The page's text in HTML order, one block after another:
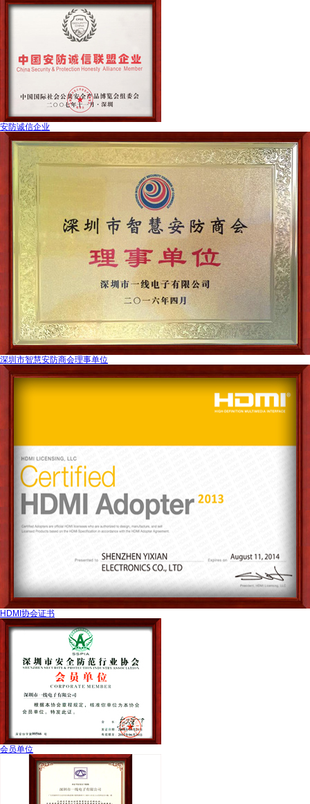
安防诚信企业
深圳市智慧安防商会理事单位
HDMI协会证书
会员单位